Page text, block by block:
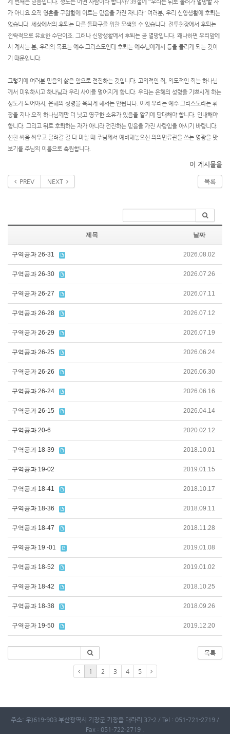
세 번째는 믿음입니다 성도는 어떤 사람이라 합니까? 39절에 “우리는 뒤로 물러가 멸망할 자
가 아니요 오직 영혼을 구원함에 이르는 믿음을 가진 자니라” 여러분 우리 신앙생활에 후퇴는
없습니다 세상에서의 후퇴는 다른 돌파구를 위한 모색일 수 있습니다 전투현장에서 후퇴는
전략적으로 유효한 수단이죠 그러나 신앙생활에서 후퇴는 곧 멸망입니다 왜냐하면 우리앞에
서 계시는 분 우리의 목표는 예수 그리스도인데 후퇴는 예수님에게서 등을 돌리게 되는 것이
기 때문입니다
그렇기에 여러분 믿음의 삶은 앞으로 전진하는 것입니다 고의적인 죄
의도적인 죄는 하나님
께서 미워하시고 하나님과 우리 사이를 멀어지게 합니다 우리는 은혜의 성령을 기쁘시게 하는
성도가 되어야지
은혜의 성령을 욕되게 해서는 안됩니다 이제 우리는 예수 그리스도라는 휘
장을 지나 오직 하나님께만 더 낫고 영구한 소유가 있음을 알기에 담대해야 합니다 인내해야
합니다 그리고 뒤로 후퇴하는 자가 아니라 전진하는 믿음을 가진 사람임을 아시기 바랍니다
선한 싸움 싸우고 달려갈 길 다 마칠 때 주님께서 예비해놓으신 의의면류관을 쓰는 영광을 맛
보기를 주님의 이름으로 축원합니다
이 게시물을
PREV NEXT 목록
제목 날짜
구역공과 26-31 2026.08.02
구역공과 26-30 2026.07.26
구역공과 26-27 2026.07.11
구역공과 26-28 2026.07.12
구역공과 26-29 2026.07.19
구역공과 26-25 2026.06.24
구역공과 26-26 2026.06.30
구역공과 26-24 2026.06.16
구역공과 26-15 2026.04.14
구역공과 20-6 2020.02.12
구역공과 18-39 2018.10.01
구역공과 19-02 2019.01.15
구역공과 18-41 2018.10.17
구역공과 18-36 2018.09.11
구역공과 18-47 2018.11.28
구역공과 19 -01 2019.01.08
구역공과 18-52 2019.01.02
구역공과 18-42 2018.10.25
구역공과 18-38 2018.09.26
구역공과 19-50 2019.12.20
목록
1 2 3 4 5
주소: 우)619-903 부산광역시 기장군 기장읍 대라리 37-2 / Tel : 051-721-2719 /
Fax : 051-722-2719 .